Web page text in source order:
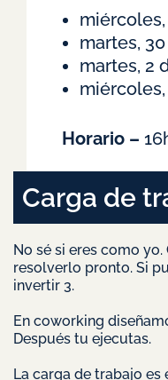
martes,
martes, 2
Horario –
Carga de
No sé si eres como
resolverlo pronto. Si
invertir 3.
En coworking
Después tu ejecutas.
La carga de trabajo